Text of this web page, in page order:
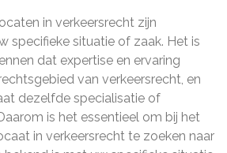
in verkeersrecht zijn
specifieke situatie of zaak. Het is
dat expertise en ervaring
van verkeersrecht, en
dezelfde specialisatie of
is het essentieel om bij het
in verkeersrecht te zoeken naar